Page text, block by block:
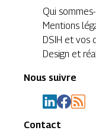
Qui
Mentions
DSIH et vos
Design et
Nous suivre
Contact